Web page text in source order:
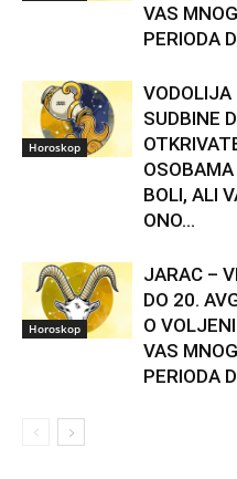
VAS
PERIODA
Horoskop
VODOLIJA
SUDBINE
BOLI, ALI
ONO...
Horoskop
JARAC –
DO 20.
O
VAS
PERIODA